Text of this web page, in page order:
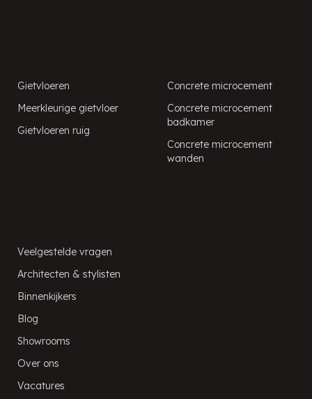
Gietvloeren
Meerkleurige gietvloer
Gietvloeren ruig
Concrete microcement
Concrete microcement
badkamer
Concrete microcement
wanden
Veelgestelde vragen
Architecten & stylisten
Binnenkijkers
Blog
Showrooms
Over ons
Vacatures